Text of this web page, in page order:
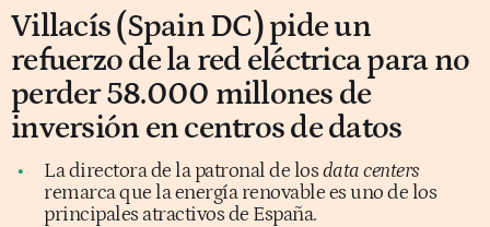
Villacís (Spain DC) pide un
refuerzo de la red eléctrica para no
perder 58.000 millones de
inversión en centros de datos
La directora de la patronal de losdata centers
remarca que la energía renovable es uno de los
principales atractivos de España.